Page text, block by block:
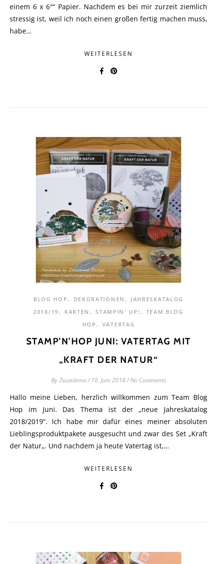
einem 6 x 6″“ Papier. Nachdem es bei mir zurzeit ziemlich
stressig ist, weil ich noch einen großen fertig machen muss,
habe…
WEITERLESEN
BLOG HOP , DEKORATIONEN ,
JAHRESKATALOG
2018/19 , KARTEN ,STAMPIN' UP! , TEAM BLOG
HOP , VATERTAG
STAMP’N’HOP JUNI: VATERTAG MIT
„KRAFT DER NATUR“
ByZsuzsánna/ 10. Juni 2018/ No Comments
Hallo meine Lieben, herzlich willkommen zum Team Blog
Hop im Juni. Das Thema ist der „neue Jahreskatalog
2018/2019“. Ich habe mir dafür eines meiner absoluten
Lieblingsproduktpakete ausgesucht und zwar des Set „Kraft
der Natur„. Und nachdem ja heute Vatertag ist,…
WEITERLESEN